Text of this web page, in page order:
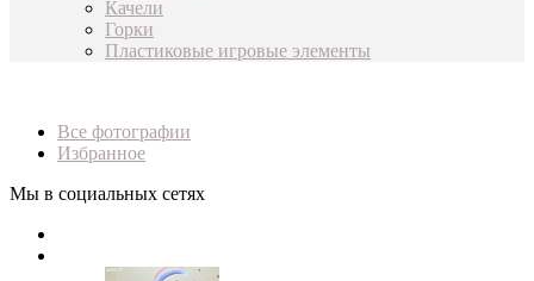
Качели
Горки
Пластиковые игровые элементы
Все фотографии
Избранное
Мы в социальных сетях